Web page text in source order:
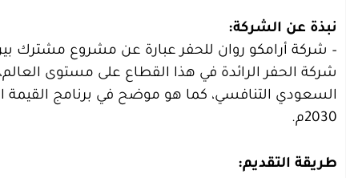
نبذة عن الشركة:
– شركة أرامكو روان للحفر عبارة عن مشروع مشترك
شركة الحفر الرائدة في هذا القطاع على مستوى
السعودي التنافسي، كما هو موضح في برنامج القيمة
2030م.
طريقة التقديم: